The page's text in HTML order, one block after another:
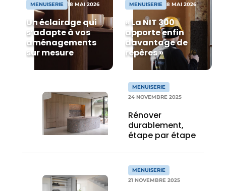
Podcasts
Privacy / Cookie statement
S’inscrire à l’événement
Termes et conditions
MENUISERIE 18 MAI 2026
Un éclairage qui
s’adapte à vos
aménagements
sur mesure
MENUISERIE 8 MAI 2026
« La NIT 300
apporte enfin
davantage de
repères »
MENUISERIE
24 NOVEMBRE 2025
Rénover
durablement,
étape par étape
MENUISERIE
21 NOVEMBRE 2025